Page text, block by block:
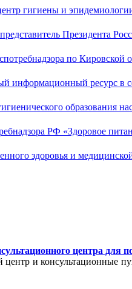
гигиены и
Президента
по Кировской
информационный ресурс в
образования
РФ «Здоровое
здоровья и
центра для
и консультационные